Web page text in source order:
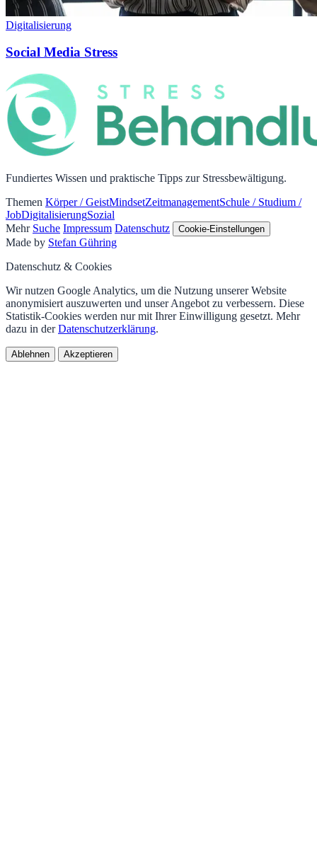
Digitalisierung
Social Media Stress
Fundiertes Wissen und praktische Tipps zur Stressbewältigung.
Themen Körper / GeistMindsetZeitmanagementSchule / Studium /
JobDigitalisierungSozial
Mehr Suche Impressum Datenschutz Cookie-Einstellungen
Made by Stefan Gühring
Datenschutz & Cookies
Wir nutzen Google Analytics, um die Nutzung unserer Website
anonymisiert auszuwerten und unser Angebot zu verbessern. Diese
Statistik-Cookies werden nur mit Ihrer Einwilligung gesetzt. Mehr
dazu in derDatenschutzerklärung.
Ablehnen Akzeptieren